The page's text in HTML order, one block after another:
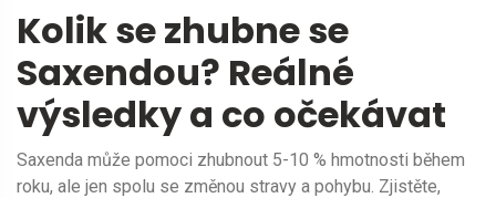
Kolik se zhubne se
Saxendou? Reálné
výsledky a co očekávat
Saxenda může pomoci zhubnout 5-10 % hmotnosti během
roku, ale jen spolu se změnou stravy a pohybu. Zjistěte,